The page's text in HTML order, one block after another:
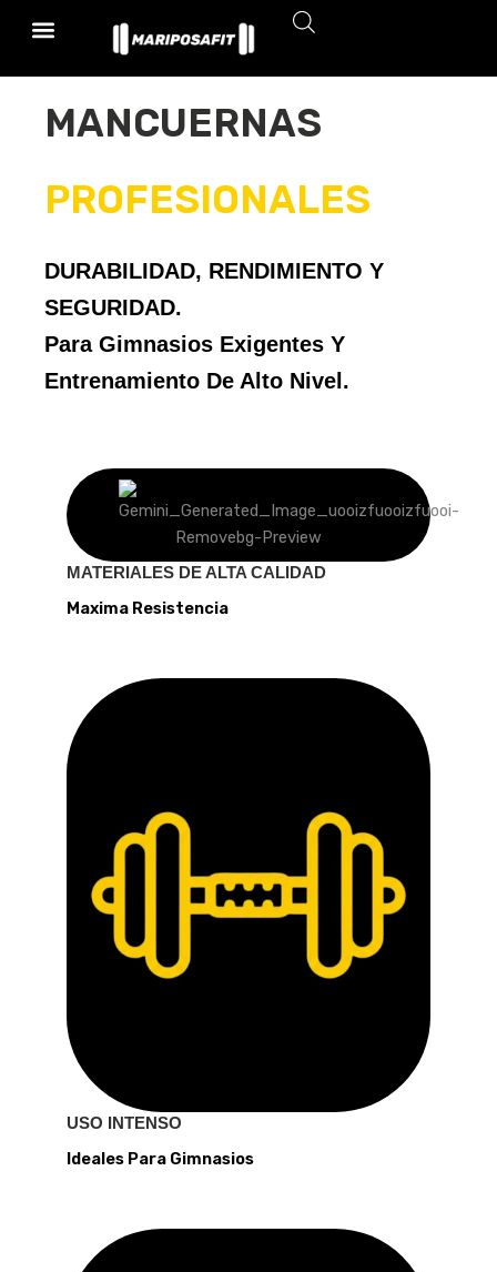
MANCUERNAS
PROFESIONALES
DURABILIDAD, RENDIMIENTO Y
SEGURIDAD.
Para Gimnasios Exigentes Y
Entrenamiento De Alto Nivel.
MATERIALES DE ALTA CALIDAD
Maxima Resistencia
USO INTENSO
Ideales Para Gimnasios